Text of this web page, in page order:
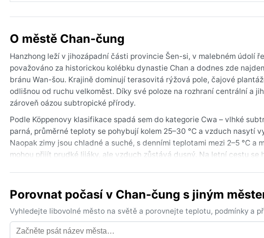
O městě Chan-čung
Hanzhong leží v jihozápadní části provincie Šen-si, v malebném údolí
považováno za historickou kolébku dynastie Chan a dodnes zde
bránu Wan-šou. Krajině dominují terasovitá rýžová pole, čajové
odlišnou od ruchu velkoměst. Díky své poloze na rozhraní centrální a
zároveň oázou subtropické přírody.
Podle Köppenovy klasifikace spadá sem do kategorie Cwa – vlhké
parná, průměrné teploty se pohybují kolem 25–30 °C a vzduch nasytí
Naopak zimy jsou chladné a suché, s denními teplotami mezi 2–5 °C
mohou přijít prudké lijáky, ale vzduch zůstává dusný. Na letní cestu
méně. Zimní měsíce přinášejí občas hustou mlhu, sníh se objevuje jen
dosah tajfunů. Specifickým jevem je suchý severozápadní vítr v zimě,
přívětivé klima s výraznými ročními obdobími, ideální pro ty, kdo chtějí
Porovnat počasí v Chan-čung s jiným
Vyhledejte libovolné město na světě a porovnejte teplotu, podmínky a